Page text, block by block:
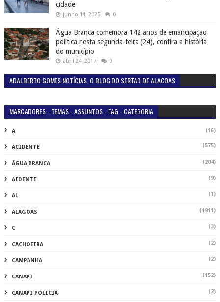
cidade
junho 14, 2025 0
Água Branca comemora 142 anos de emancipação
política nesta segunda-feira (24), confira a história
do município
abril 24, 2017 0
ADALBERTO GOMES NOTÍCIAS. O BLOG DO SERTÃO DE ALAGOAS
MARCADORES - TEMAS - ASSUNTOS - TAG - CATEGORIA
A (16)
ACIDENTE (575)
ÁGUA BRANCA (204)
AIDENTE (9)
AL (1)
ALAGOAS (1911)
C (3)
CACHOEIRA (2)
CAMPANHA (2)
CANAPI (152)
CANAPI POLÍCIA (2)